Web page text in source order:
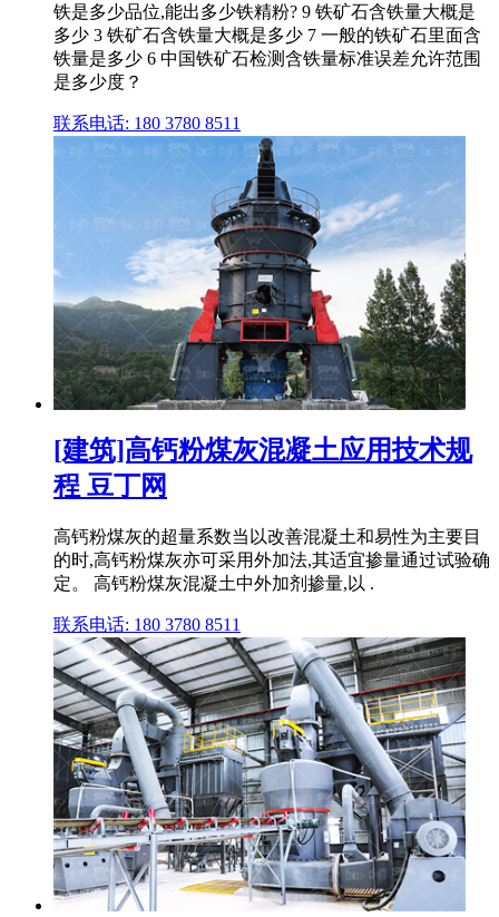
铁是多少品位,能出多少铁精粉? 9 铁矿石含铁量大概是
多少 3 铁矿石含铁量大概是多少 7 一般的铁矿石里面含
铁量是多少 6 中国铁矿石检测含铁量标准误差允许范围
是多少度？
联系电话: 180 3780 8511
[建筑]高钙粉煤灰混凝土应用技术规
程 豆丁网
高钙粉煤灰的超量系数当以改善混凝土和易性为主要目
的时,高钙粉煤灰亦可采用外加法,其适宜掺量通过试验确
定。 高钙粉煤灰混凝土中外加剂掺量,以 .
联系电话: 180 3780 8511